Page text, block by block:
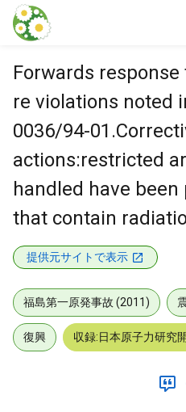
本文に飛ぶ
Forwards response
re violations noted
0036/94-
actions:restricted
handled have
that contain
提供元サイトで表示
福島第一原発事故 (2011)
復興 収録:日本原子力研究